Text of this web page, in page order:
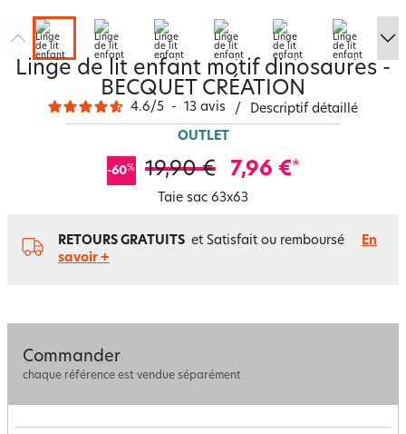
Linge de lit enfant motif dinosaures -
BECQUET CRÉATION
4.6/5 - 13 avis / Descriptif détaillé
OUTLET
-60% 19,90 € 7,96 €*
Taie sac 63x63
RETOURS GRATUITS et Satisfait ou remboursé
En
savoir +
Commander
chaque référence est vendue séparément